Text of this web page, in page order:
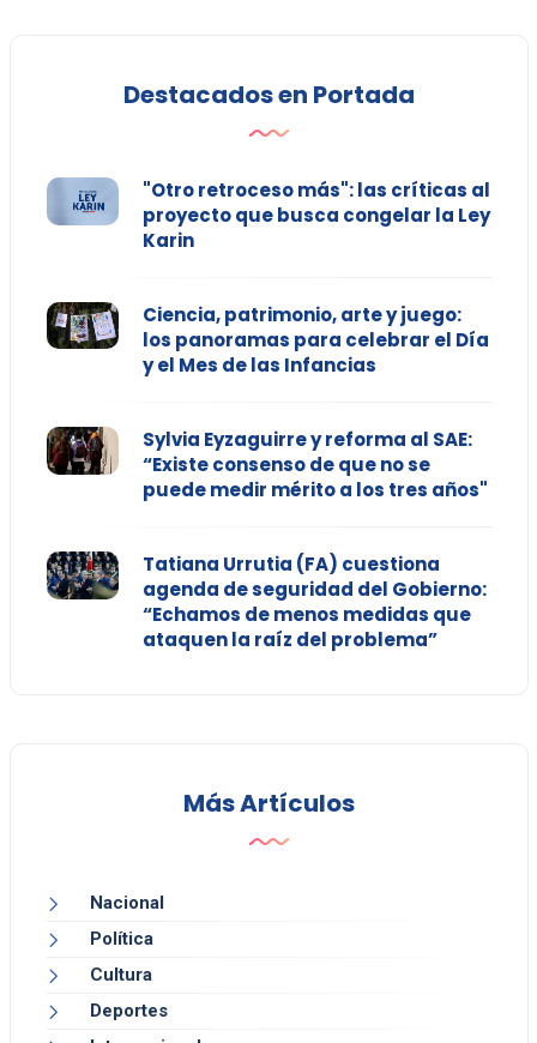
Destacados en Portada
"Otro retroceso más": las críticas al
proyecto que busca congelar la Ley
Karin
Ciencia, patrimonio, arte y juego:
los panoramas para celebrar el Día
y el Mes de las Infancias
Sylvia Eyzaguirre y reforma al SAE:
“Existe consenso de que no se
puede medir mérito a los tres años"
Tatiana Urrutia (FA) cuestiona
agenda de seguridad del Gobierno:
“Echamos de menos medidas que
ataquen la raíz del problema”
Más Artículos
Nacional
Política
Cultura
Deportes